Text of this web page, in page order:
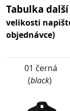
Tabulka další
velikosti
objednávce)
01 černá
(black)